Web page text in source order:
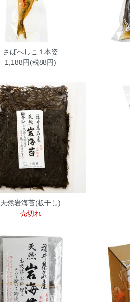
さばへしこ１本姿
1,188円(税88円)
天然岩海苔(板干し)
売切れ